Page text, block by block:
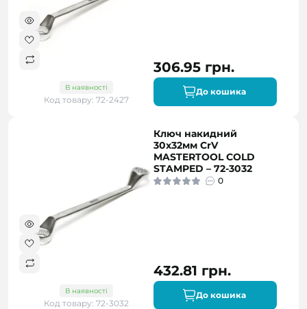
В наявності
Код товару: 72-2427
306.95 грн.
До кошика
В наявності
Код товару: 72-3032
Ключ накидний
30х32мм CrV
MASTERTOOL COLD
STAMPED – 72-3032
0
432.81 грн.
До кошика